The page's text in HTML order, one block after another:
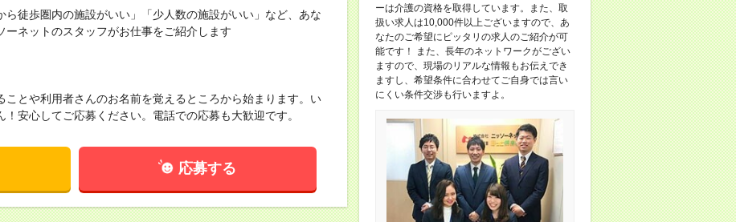
徒歩圏内の施設がいい」「少人数の施設がいい」など、あな
ーネットのスタッフがお仕事をご紹介します
とや利用者さんのお名前を覚えるところから始まります。い
安心してご応募ください。電話での応募も大歓迎です。
応募する
ーは介護の資格を取得しています。また、取
扱い求人は10,000件以上ございますので、あ
なたのご希望にピッタリの求人のご紹介が可
能です！ また、長年のネットワークがござい
ますので、現場のリアルな情報もお伝えでき
ますし、希望条件に合わせてご自身では言い
にくい条件交渉も行いますよ。